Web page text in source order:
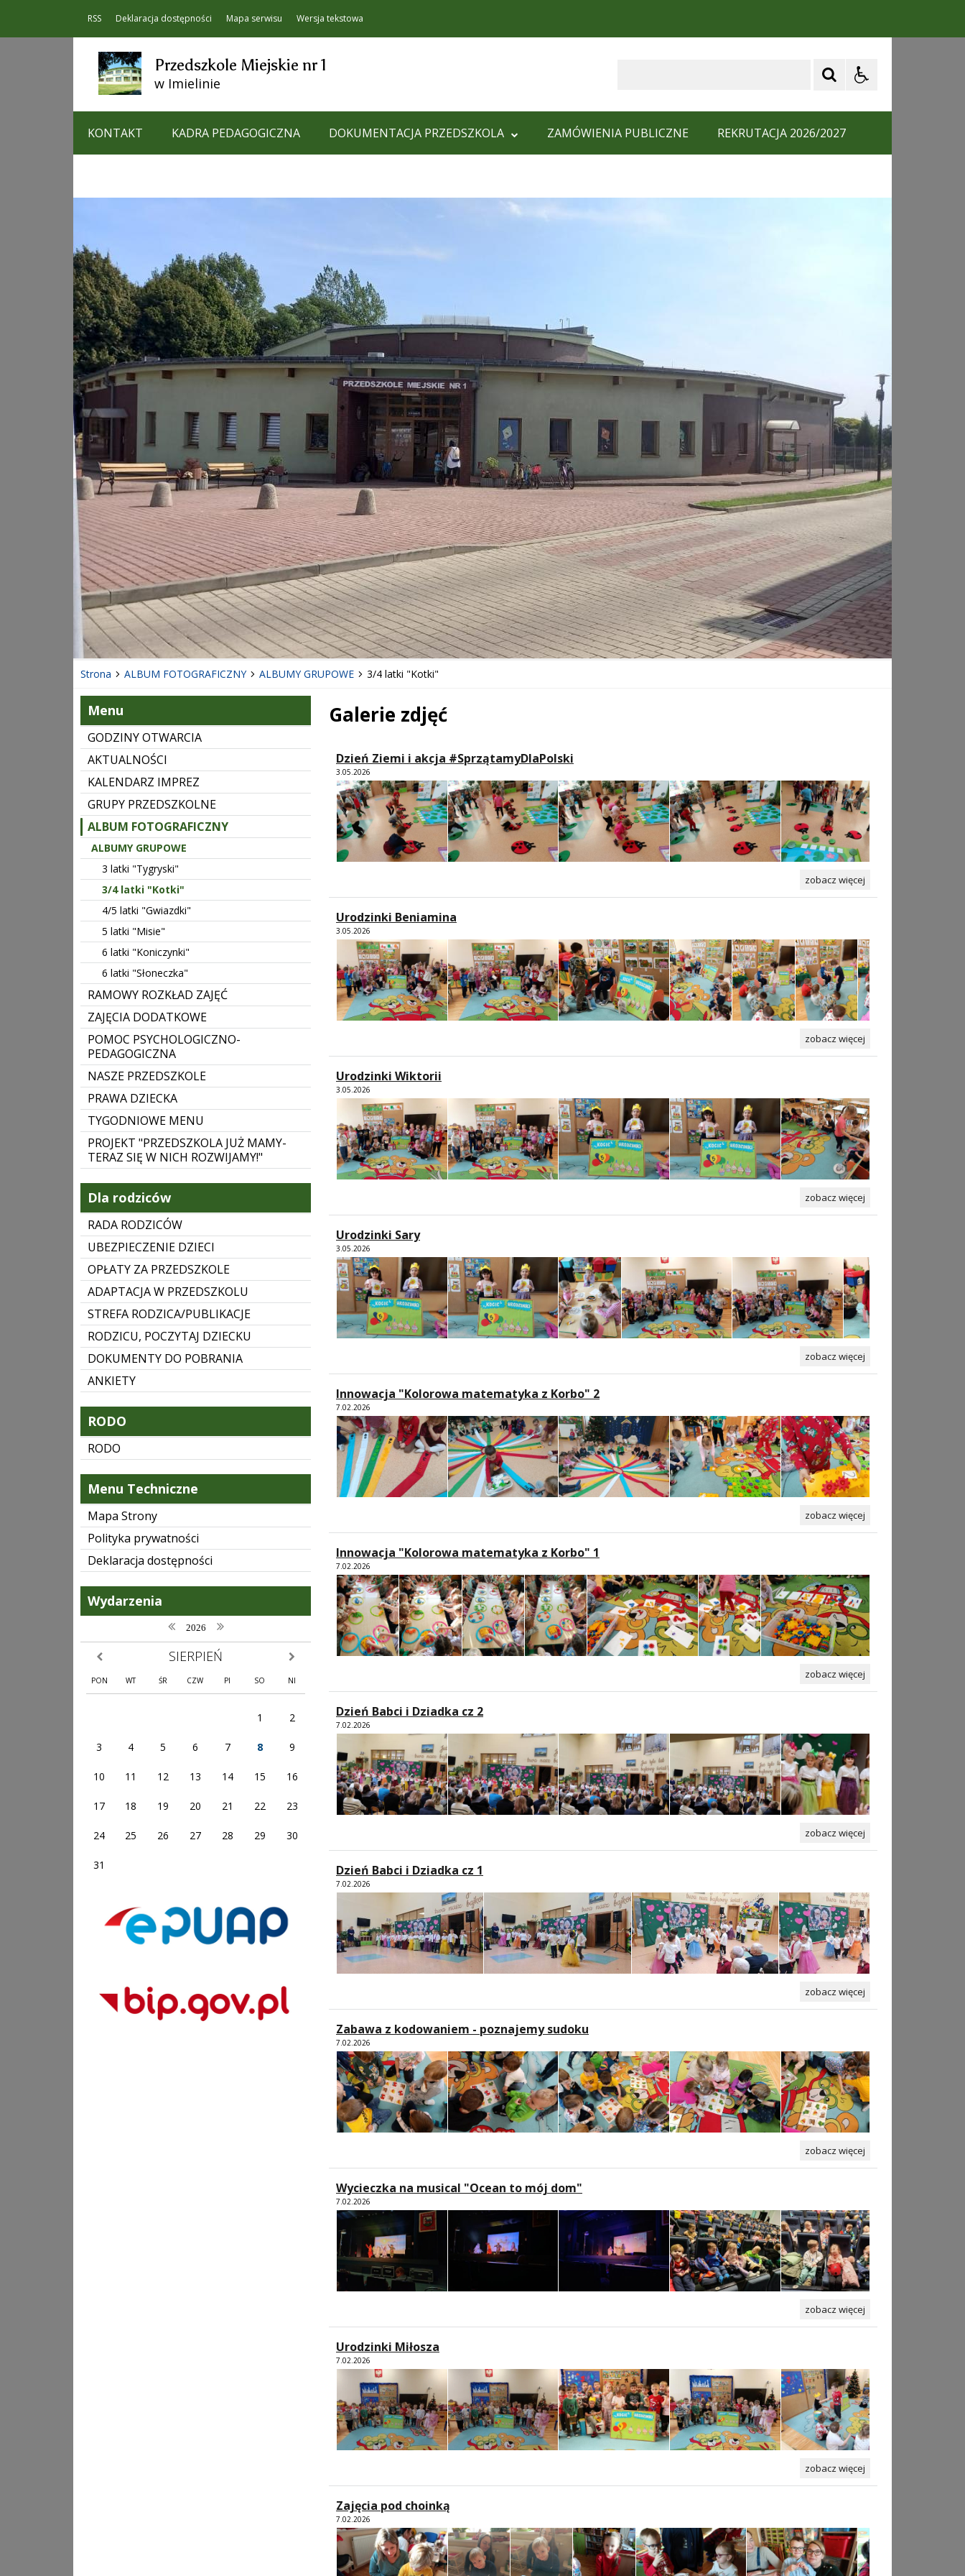
RSS Deklaracja dostępności Mapa serwisu Wersja tekstowa
Przedszkole Miejskie nr 1
w Imielinie
KONTAKT KADRA PEDAGOGICZNA DOKUMENTACJA PRZEDSZKOLA ZAMÓWIENIA PUBLICZNE REKRUTACJA 2026/2027
Strona ALBUM FOTOGRAFICZNY ALBUMY GRUPOWE 3/4 latki "Kotki"
Menu
GODZINY OTWARCIA
AKTUALNOŚCI
KALENDARZ IMPREZ
GRUPY PRZEDSZKOLNE
ALBUM FOTOGRAFICZNY
ALBUMY GRUPOWE
3 latki "Tygryski"
3/4 latki "Kotki"
4/5 latki "Gwiazdki"
5 latki "Misie"
6 latki "Koniczynki"
6 latki "Słoneczka"
RAMOWY ROZKŁAD ZAJĘĆ
ZAJĘCIA DODATKOWE
POMOC PSYCHOLOGICZNO-
PEDAGOGICZNA
NASZE PRZEDSZKOLE
PRAWA DZIECKA
TYGODNIOWE MENU
PROJEKT "PRZEDSZKOLA JUŻ MAMY-
TERAZ SIĘ W NICH ROZWIJAMY!"
Dla rodziców
RADA RODZICÓW
UBEZPIECZENIE DZIECI
OPŁATY ZA PRZEDSZKOLE
ADAPTACJA W PRZEDSZKOLU
STREFA RODZICA/PUBLIKACJE
RODZICU, POCZYTAJ DZIECKU
DOKUMENTY DO POBRANIA
ANKIETY
RODO
RODO
Menu Techniczne
Mapa Strony
Polityka prywatności
Deklaracja dostępności
Wydarzenia
poprzedni rok
2026 następny rok
poprzedni miesiąc SIERPIEŃ następny miesiąc
PON WT ŚR CZW PI SO NI
1 2
3 4 5 6 7 8 9
10 11 12 13 14 15 16
17 18 19 20 21 22 23
24 25 26 27 28 29 30
31
Galerie zdjęć
Dzień Ziemi i akcja #SprzątamyDlaPolski
3.05.2026
zobacz więcej
Urodzinki Beniamina
3.05.2026
zobacz więcej
Urodzinki Wiktorii
3.05.2026
zobacz więcej
Urodzinki Sary
3.05.2026
zobacz więcej
Innowacja "Kolorowa matematyka z Korbo" 2
7.02.2026
zobacz więcej
Innowacja "Kolorowa matematyka z Korbo" 1
7.02.2026
zobacz więcej
Dzień Babci i Dziadka cz 2
7.02.2026
zobacz więcej
Dzień Babci i Dziadka cz 1
7.02.2026
zobacz więcej
Zabawa z kodowaniem - poznajemy sudoku
7.02.2026
zobacz więcej
Wycieczka na musical "Ocean to mój dom"
7.02.2026
zobacz więcej
Urodzinki Miłosza
7.02.2026
zobacz więcej
Zajęcia pod choinką
7.02.2026